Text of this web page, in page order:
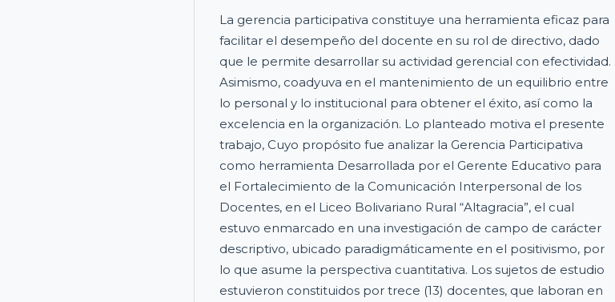
La gerencia participativa constituye una herramienta eficaz para
facilitar el desempeño del docente en su rol de directivo, dado
que le permite desarrollar su actividad gerencial con efectividad.
Asimismo, coadyuva en el mantenimiento de un equilibrio entre
lo personal y lo institucional para obtener el éxito, así como la
excelencia en la organización. Lo planteado motiva el presente
trabajo, Cuyo propósito fue analizar la Gerencia Participativa
como herramienta Desarrollada por el Gerente Educativo para
el Fortalecimiento de la Comunicación Interpersonal de los
Docentes, en el Liceo Bolivariano Rural “Altagracia”, el cual
estuvo enmarcado en una investigación de campo de carácter
descriptivo, ubicado paradigmáticamente en el positivismo, por
lo que asume la perspectiva cuantitativa. Los sujetos de estudio
estuvieron constituidos por trece (13) docentes, que laboran en